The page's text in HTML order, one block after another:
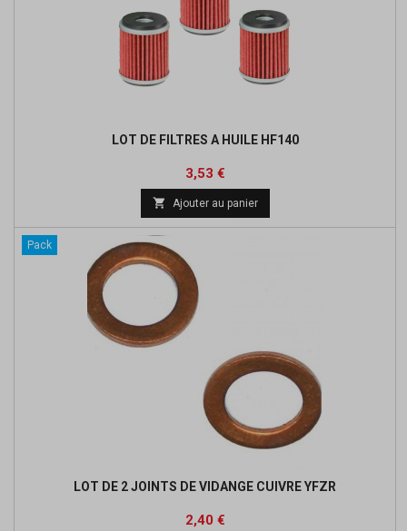
LOT DE FILTRES A HUILE HF140
Prix
3,53 €Prix
base
 Ajouter au panier
Pack
LOT DE 2 JOINTS DE VIDANGE CUIVRE YFZR
Prix
2,40 €